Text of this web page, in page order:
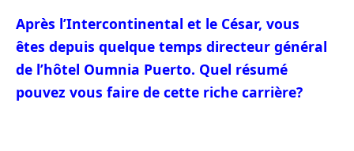
Après l’Intercontinental et le César, vous
êtes depuis quelque temps directeur général
de l’hôtel Oumnia Puerto. Quel résumé
pouvez vous faire de cette riche carrière?